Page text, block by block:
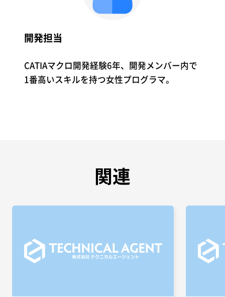
開発担当
CATIAマクロ開発経験6年、開発メンバー内で
1番高いスキルを持つ女性プログラマ。
関連